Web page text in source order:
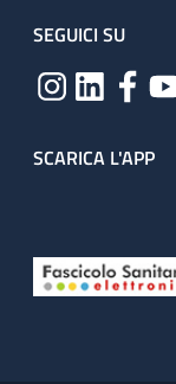
SEGUICI SU
SCARICA L'APP